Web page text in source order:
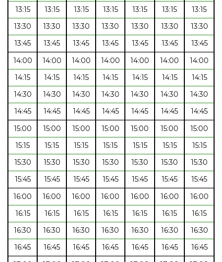
13:15
13:15 13:15 13:15 13:15 13:15
13:15
13:30
13:30 13:30 13:30 13:30 13:30
13:30
13:45
13:45 13:45 13:45 13:45 13:45
13:45
14:00
14:00 14:00 14:00 14:00 14:00
14:00
14:15
14:15 14:15 14:15 14:15 14:15
14:15
14:30
14:30 14:30 14:30 14:30 14:30
14:30
14:45
14:45 14:45 14:45 14:45 14:45
14:45
15:00
15:00 15:00 15:00 15:00 15:00
15:00
15:15
15:15 15:15 15:15 15:15 15:15
15:15
15:30
15:30 15:30 15:30 15:30 15:30
15:30
15:45
15:45 15:45 15:45 15:45 15:45
15:45
16:00
16:00 16:00 16:00 16:00 16:00
16:00
16:15
16:15 16:15 16:15 16:15 16:15
16:15
16:30
16:30 16:30 16:30 16:30 16:30
16:30
16:45
16:45 16:45 16:45 16:45 16:45
16:45